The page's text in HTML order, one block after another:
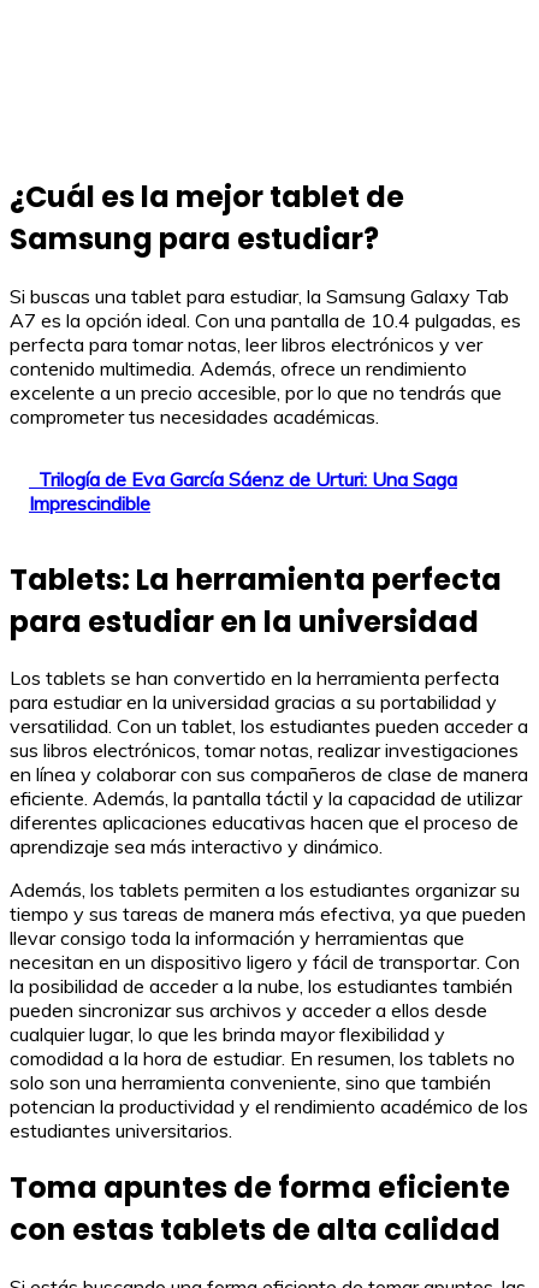
¿Cuál es la mejor tablet de
Samsung para estudiar?
Si buscas una tablet para estudiar, la Samsung Galaxy Tab
A7 es la opción ideal. Con una pantalla de 10.4 pulgadas, es
perfecta para tomar notas, leer libros electrónicos y ver
contenido multimedia. Además, ofrece un rendimiento
excelente a un precio accesible, por lo que no tendrás que
comprometer tus necesidades académicas.
Trilogía de Eva García Sáenz de Urturi: Una Saga
Imprescindible
Tablets: La herramienta perfecta
para estudiar en la universidad
Los tablets se han convertido en la herramienta perfecta
para estudiar en la universidad gracias a su portabilidad y
versatilidad. Con un tablet, los estudiantes pueden acceder a
sus libros electrónicos, tomar notas, realizar investigaciones
en línea y colaborar con sus compañeros de clase de manera
eficiente. Además, la pantalla táctil y la capacidad de utilizar
diferentes aplicaciones educativas hacen que el proceso de
aprendizaje sea más interactivo y dinámico.
Además, los tablets permiten a los estudiantes organizar su
tiempo y sus tareas de manera más efectiva, ya que pueden
llevar consigo toda la información y herramientas que
necesitan en un dispositivo ligero y fácil de transportar. Con
la posibilidad de acceder a la nube, los estudiantes también
pueden sincronizar sus archivos y acceder a ellos desde
cualquier lugar, lo que les brinda mayor flexibilidad y
comodidad a la hora de estudiar. En resumen, los tablets no
solo son una herramienta conveniente, sino que también
potencian la productividad y el rendimiento académico de los
estudiantes universitarios.
Toma apuntes de forma eficiente
con estas tablets de alta calidad